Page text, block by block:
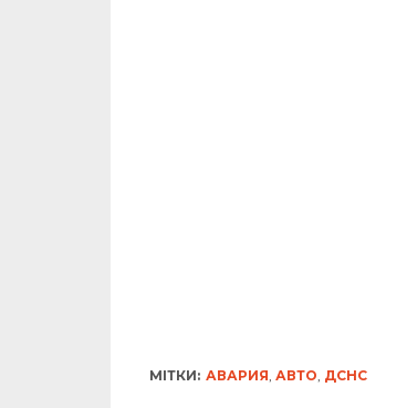
МІТКИ: АВАРИЯ АВТО ДСНС